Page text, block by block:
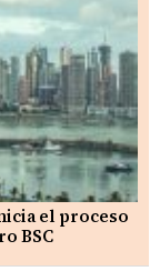
el proceso
BSC